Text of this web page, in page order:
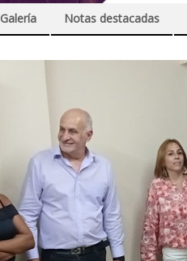
Galería Notas destacadas